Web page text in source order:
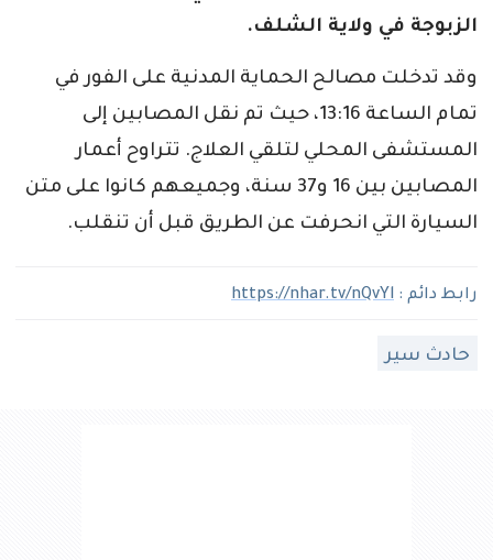
الزبوجة في ولاية الشلف.
وقد تدخلت مصالح الحماية المدنية على الفور في
تمام الساعة 13:16، حيث تم نقل المصابين إلى
المستشفى المحلي لتلقي العلاج. تتراوح أعمار
المصابين بين 16 و37 سنة، وجميعهم كانوا على متن
السيارة التي انحرفت عن الطريق قبل أن تنقلب.
رابط دائم : https://nhar.tv/nQvYl
حادث سير